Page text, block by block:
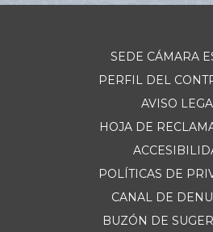
SEDE CÁMARA
PERFIL DEL
AVISO
HOJA DE
POLÍTICAS DE
CANAL DE
BUZÓN DE